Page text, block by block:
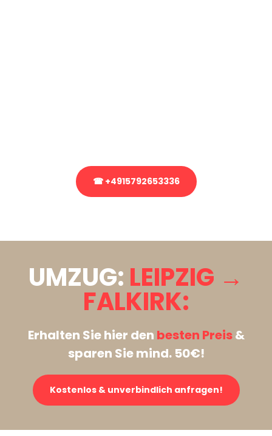
☎ +4915792653336
UMZUG: LEIPZIG →
FALKIRK:
Erhalten Sie hier den besten Preis&
sparen Sie mind. 50€!
Kostenlos & unverbindlich anfragen!